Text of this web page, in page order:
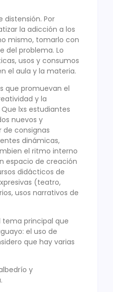
distensión. Por
la adicción a los
mismo, tomarlo con
del problema. Lo
usos y consumos
el aula y la materia.
que promuevan el
y la
lxs estudiantes
nuevos y
de consignas
dinámicas,
el ritmo interno
espacio de creación
didácticos de
(teatro,
usos narrativos de
tema principal que
el uso de
que hay varias
y